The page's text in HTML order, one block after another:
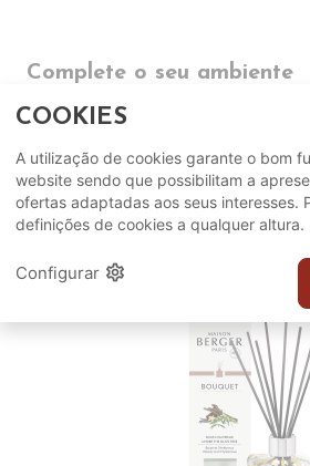
Complete o seu ambiente
COMPLEMENTOS
SUGERIDOS
COOKIES
A utilização de cookies garante o bom
website sendo que possibilitam a
ofertas adaptadas aos seus interesses.
definições de cookies a qualquer altura.
Configurar settings